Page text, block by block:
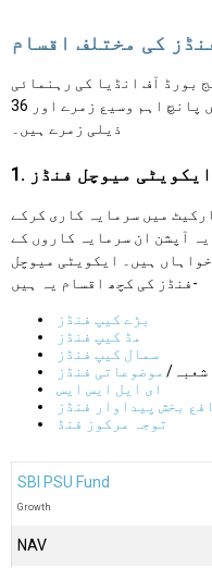
کی مختلف اقسام
بورڈ آف انڈیا کی رہنمائی
اصولوں کے مطابق، میوچل فنڈز میں پانچ اہم وسیع زمرے اور 36
ذیلی زمرے ہیں۔
1. ایکویٹی میوچل فنڈز
میں سرمایہ کاری کرکے
آپشن ان سرمایہ کاروں کے
ہیں۔ ایکویٹی میوچل
فنڈز کی کچھ اقسام یہ ہیں-
بڑے کیپ فنڈز
مڈ کیپ فنڈز
سمال کیپ فنڈز
شعبہ/ موضوعاتی فنڈز
ای ایل ایس ایس
بخش پیداوار فنڈز
توجہ مرکوز فنڈ
SBI PSU Fund
Growth
NAV